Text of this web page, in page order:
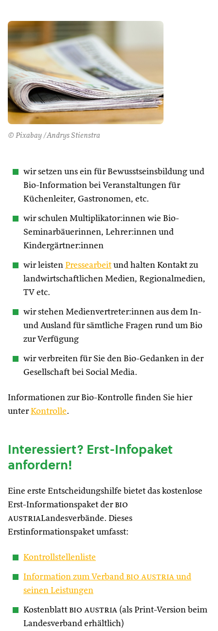
© Pixabay /Andrys Stienstra
wir setzen uns ein für Bewusstseinsbildung und
Bio-Information bei Veranstaltungen für
Küchenleiter, Gastronomen, etc.
wir schulen Multiplikator:innen wie Bio-
Seminarbäuerinnen, Lehrer:innen und
Kindergärtner:innen
wir leisten Pressearbeit und halten Kontakt zu
landwirtschaftlichen Medien, Regionalmedien,
TV etc.
wir stehen Medienvertreter:innen aus dem In-
und Ausland für sämtliche Fragen rund um Bio
zur Verfügung
wir verbreiten für Sie den Bio-Gedanken in der
Gesellschaft bei Social Media.
Informationen zur Bio-Kontrolle finden Sie hier
unterKontrolle.
Interessiert? Erst-Infopaket
anfordern!
Eine erste Entscheidungshilfe bietet das kostenlose
Erst-Informationspaket der bio
austriaLandesverbände. Dieses
Erstinformationspaket umfasst:
Kontrollstellenliste
Information zum Verband bio austria und
seinen Leistungen
Kostenblatt bio austria (als Print-Version beim
Landesverband erhältlich)